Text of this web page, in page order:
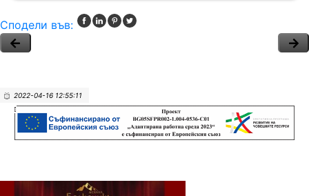
Сподели във:
2022-04-16 12:55:11